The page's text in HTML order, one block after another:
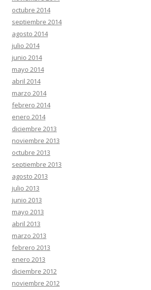
octubre 2014
septiembre 2014
agosto 2014
julio 2014
junio 2014
mayo 2014
abril 2014
marzo 2014
febrero 2014
enero 2014
diciembre 2013
noviembre 2013
octubre 2013
septiembre 2013
agosto 2013
julio 2013
junio 2013
mayo 2013
abril 2013
marzo 2013
febrero 2013
enero 2013
diciembre 2012
noviembre 2012